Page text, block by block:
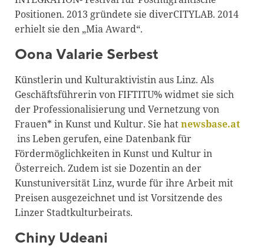
Positionen. 2013 gründete sie diverCITYLAB. 2014
erhielt sie den „Mia Award“.
Oona Valarie Serbest
Künstlerin und Kulturaktivistin aus Linz. Als
Geschäftsführerin von FIFTITU% widmet sie sich
der Professionalisierung und Vernetzung von
Frauen* in Kunst und Kultur. Sie hatnewsbase.at
ins Leben gerufen, eine Datenbank für
Fördermöglichkeiten in Kunst und Kultur in
Österreich. Zudem ist sie Dozentin an der
Kunstuniversität Linz, wurde für ihre Arbeit mit
Preisen ausgezeichnet und ist Vorsitzende des
Linzer Stadtkulturbeirats.
Chiny Udeani